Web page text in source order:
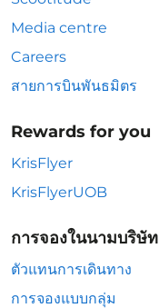
Media centre
Careers
สายการบินพันธมิตร
Rewards for you
KrisFlyer
KrisFlyerUOB
การจองในนามบริษัท
ตัวแทนการเดินทาง
การจองแบบกลุ่ม